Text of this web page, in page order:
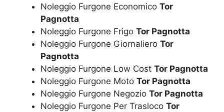
Noleggio Furgone Economico Tor
Pagnotta
Noleggio Furgone Frigo Tor Pagnotta
Noleggio Furgone Giornaliero Tor
Pagnotta
Noleggio Furgone Low Cost Tor Pagnotta
Noleggio Furgone Moto Tor Pagnotta
Noleggio Furgone Negozio Tor Pagnotta
Noleggio Furgone Per Trasloco Tor